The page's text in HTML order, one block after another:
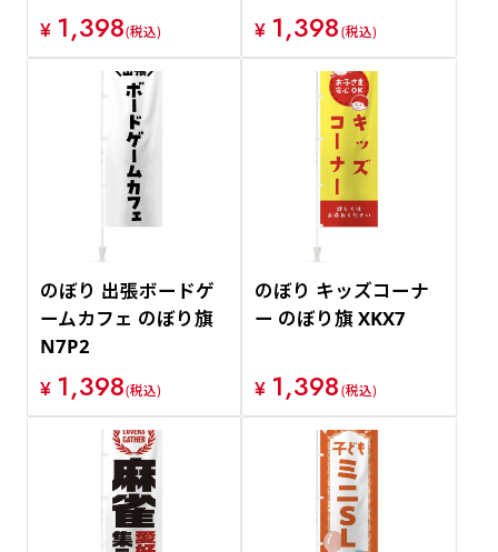
¥ 1,398(税込) ¥ 1,398(税込)
のぼり 出張ボードゲ
ームカフェ のぼり旗
N7P2
¥ 1,398(税込)
のぼり キッズコーナ
ー のぼり旗 XKX7
¥ 1,398(税込)